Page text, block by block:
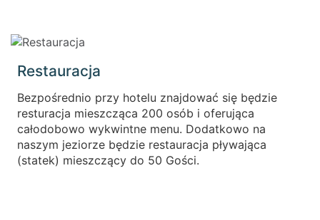
Restauracja
Bezpośrednio przy hotelu znajdować się będzie
resturacja mieszcząca 200 osób i oferująca
całodobowo wykwintne menu. Dodatkowo na
naszym jeziorze będzie restauracja pływająca
(statek) mieszczący do 50 Gości.